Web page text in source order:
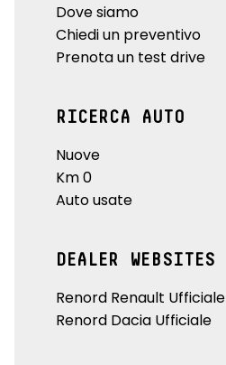
Dove siamo
Chiedi un preventivo
Prenota un test drive
RICERCA AUTO
Nuove
Km 0
Auto usate
DEALER WEBSITES
Renord Renault Ufficiale
Renord Dacia Ufficiale